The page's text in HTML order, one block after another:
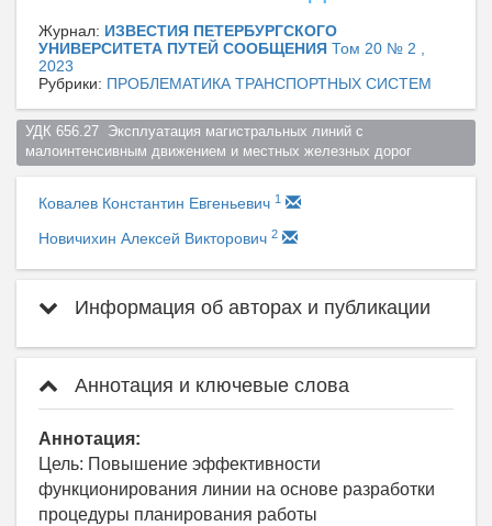
Журнал: ИЗВЕСТИЯ ПЕТЕРБУРГСКОГО
УНИВЕРСИТЕТА ПУТЕЙ СООБЩЕНИЯ Том 20 № 2 ,
2023
Рубрики: ПРОБЛЕМАТИКА ТРАНСПОРТНЫХ СИСТЕМ
УДК 656.27  Эксплуатация магистральных линий с
малоинтенсивным движением и местных железных дорог
Ковалев Константин Евгеньевич 1
Новичихин Алексей Викторович 2
Информация об авторах и публикации
Аннотация и ключевые слова
Аннотация:
Цель: Повышение эффективности
функционирования линии на основе разработки
процедуры планирования работы